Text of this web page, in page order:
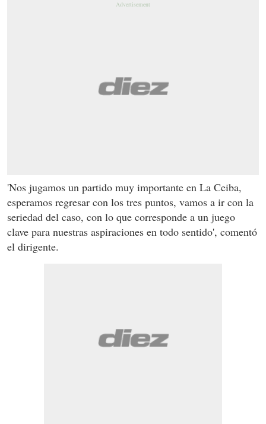
'Nos jugamos un partido muy importante en La Ceiba,
esperamos regresar con los tres puntos, vamos a ir con la
seriedad del caso, con lo que corresponde a un juego
clave para nuestras aspiraciones en todo sentido', comentó
el dirigente.